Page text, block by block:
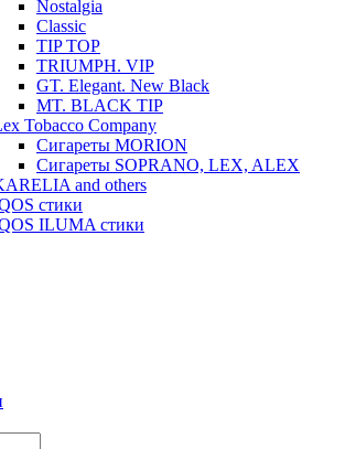
Nostalgia
Classic
TIP TOP
TRIUMPH. VIP
GT. Elegant. New Black
MT. BLACK TIP
Tobacco Company
Сигареты MORION
Сигареты SOPRANO, LEX, ALEX
and others
стики
ILUMA стики